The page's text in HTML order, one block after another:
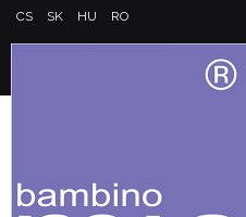
CS SK HU RO
Kezdőlap / Védő pólók